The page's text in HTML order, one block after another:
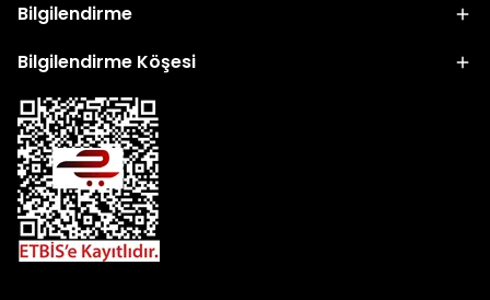
Bilgilendirme
Bilgilendirme Köşesi